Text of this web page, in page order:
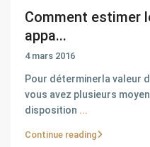
Comment estimer
appa...
4 mars 2016
Pour déterminerla valeur
vous avez plusieurs
disposition ...
Continue reading